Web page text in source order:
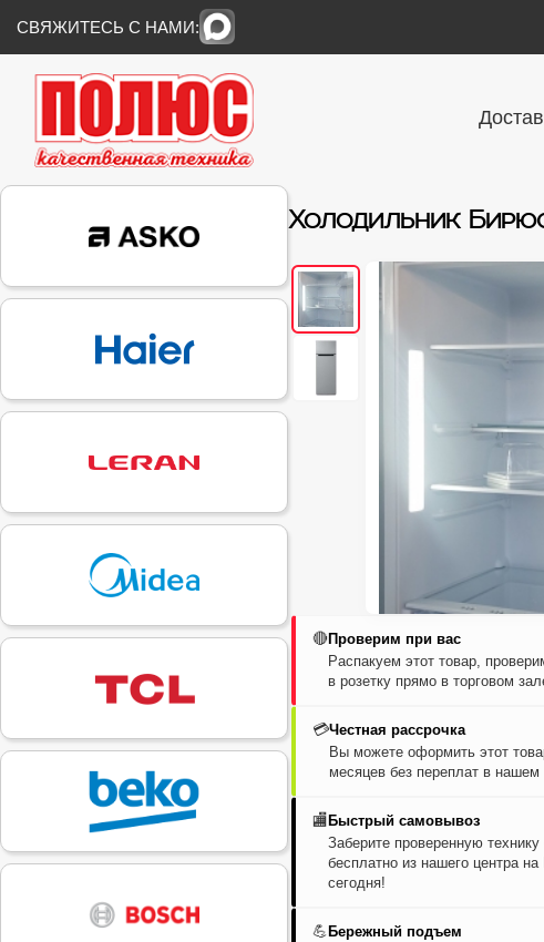
СВЯЖИТЕСЬ С НАМИ:
Холодильник
🔴Проверим при вас
Распакуем этот товар,
в розетку прямо в торговом
💳Честная рассрочка
Вы можете оформить этот
месяцев без переплат в нашем
🏬 Быстрый самовывоз
Заберите проверенную
бесплатно из нашего центра
сегодня!
💪 Бережный подъем